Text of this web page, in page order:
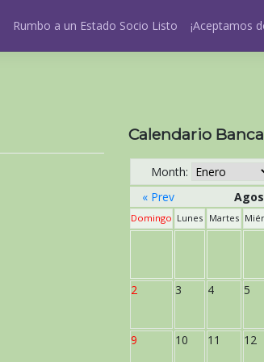
Rumbo a un Estado Socio Listo ¡Aceptamos
Calendario
Month:
« Prev
Domingo Lunes Martes
2 3 4 5
9 10 11 12